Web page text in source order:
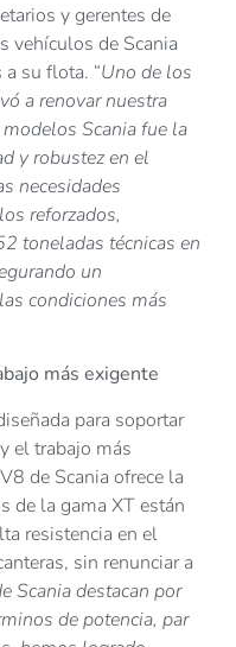
y gerentes de
vehículos de Scania
su flota. “Uno de los
a renovar nuestra
Scania fue la
y robustez en el
necesidades
reforzados,
toneladas técnicas en
un
condiciones más
más exigente
para soportar
el trabajo más
de Scania ofrece la
de la gama XT están
resistencia en el
sin renunciar a
Scania destacan por
de potencia, par